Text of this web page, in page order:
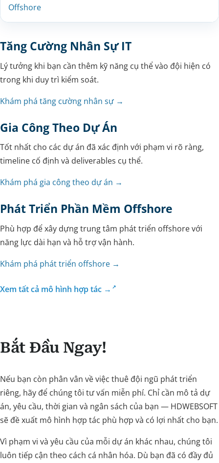
Offshore
Tăng Cường Nhân Sự IT
Lý tưởng khi bạn cần thêm kỹ năng cụ thể vào đội hiện có
trong khi duy trì kiểm soát.
Khám phá tăng cường nhân sự →
Gia Công Theo Dự Án
Tốt nhất cho các dự án đã xác định với phạm vi rõ ràng,
timeline cố định và deliverables cụ thể.
Khám phá gia công theo dự án →
Phát Triển Phần Mềm Offshore
Phù hợp để xây dựng trung tâm phát triển offshore với
năng lực dài hạn và hỗ trợ vận hành.
Khám phá phát triển offshore →
Xem tất cả mô hình hợp tác →
Bắt Đầu Ngay!
Nếu bạn còn phân vân về việc thuê đội ngũ phát triển
riêng, hãy để chúng tôi tư vấn miễn phí. Chỉ cần mô tả dự
án, yêu cầu, thời gian và ngân sách của bạn — HDWEBSOFT
sẽ đề xuất mô hình hợp tác phù hợp và có lợi nhất cho bạn.
Vì phạm vi và yêu cầu của mỗi dự án khác nhau, chúng tôi
luôn tiếp cận theo cách cá nhân hóa. Dù bạn đã có đầy đủ